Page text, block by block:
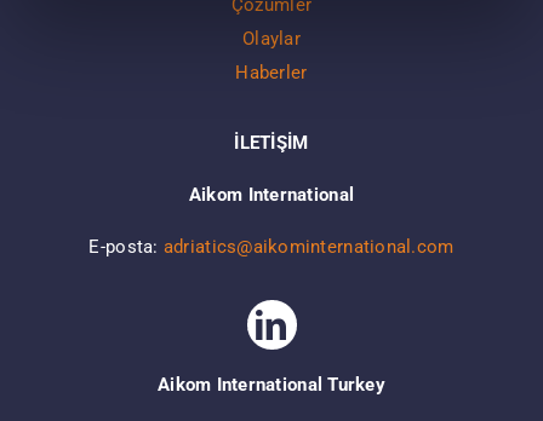
Çözümler
Olaylar
Haberler
İLETİŞİM
Aikom International
E-posta: adriatics@aikominternational.com
Aikom International Turkey